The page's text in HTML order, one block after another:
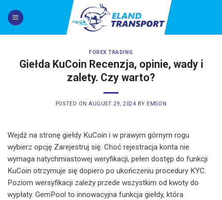
FOREX TRADING
Giełda KuCoin Recenzja, opinie, wady i
zalety. Czy warto?
POSTED ONAUGUST 29, 2024 BY EMSON
Wejdź na stronę giełdy KuCoin i w prawym górnym rogu
wybierz opcję Zarejestruj się. Choć rejestracja konta nie
wymaga natychmiastowej weryfikacji, pełen dostęp do funkcji
KuCoin otrzymuje się dopiero po ukończeniu procedury KYC.
Poziom wersyfikacji zależy przede wszystkim od kwoty do
wypłaty. GemPool to innowacyjna funkcja giełdy, która